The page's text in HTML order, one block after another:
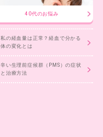
40代のお悩み
私の経血量は正常？経血で分かる
体の変化とは
辛い生理前症候群（PMS）の症状
と治療方法